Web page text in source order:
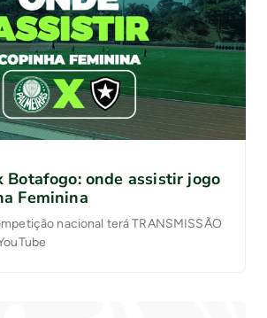
Botafogo: onde assistir jogo
Feminina
nacional terá TRANSMISSÃO